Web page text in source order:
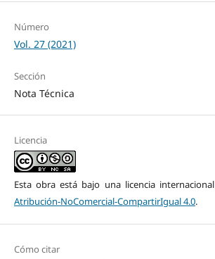
Número
Vol. 27 (2021)
Sección
Nota Técnica
Licencia
Esta obra está bajo una licencia internacional
Atribución-NoComercial-CompartirIgual 4.0.
Cómo citar